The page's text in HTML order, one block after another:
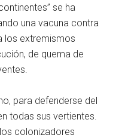
se ha
una vacuna contra
los extremismos
de quema de
para defenderse del
todas sus vertientes.
colonizadores